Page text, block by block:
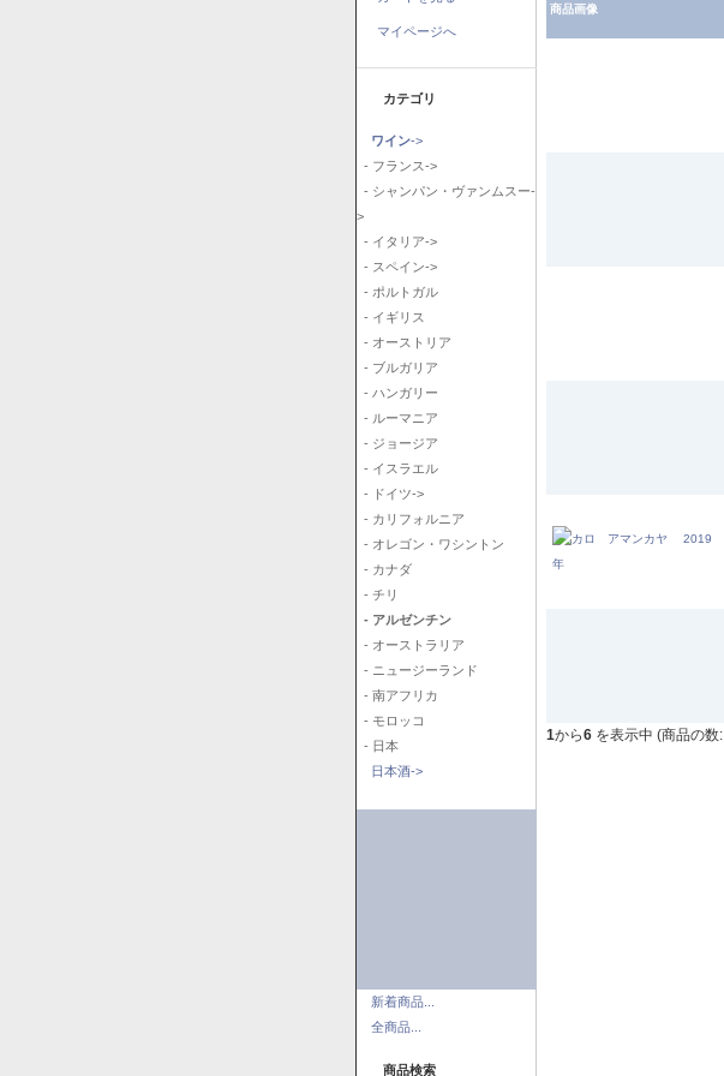
マイページへ
カテゴリ
ワイン->
- フランス->
- シャンパン・ヴァンムスー-
>
- イタリア->
- スペイン->
- ポルトガル
- イギリス
- オーストリア
- ブルガリア
- ハンガリー
- ルーマニア
- ジョージア
- イスラエル
- ドイツ->
- カリフォルニア
- オレゴン・ワシントン
- カナダ
- チリ
- アルゼンチン
- オーストラリア
- ニュージーランド
- 南アフリカ
- モロッコ
- 日本
日本酒->
新着商品...
全商品...
商品検索
商品画像
1から6 を表示中 (商品の数: